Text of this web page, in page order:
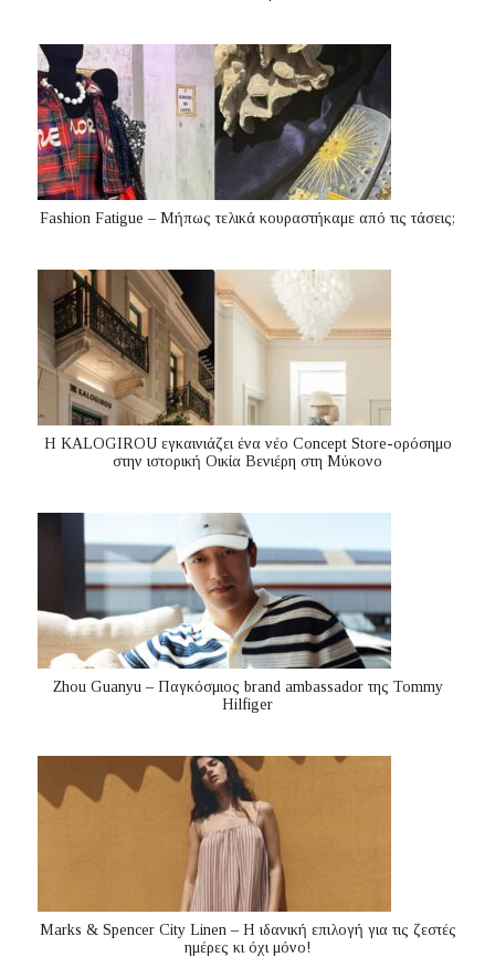
Fashion Fatigue – Μήπως τελικά κουραστήκαμε από τις τάσεις;
Η KALOGIROU εγκαινιάζει ένα νέο Concept Store-ορόσημο
στην ιστορική Οικία Βενιέρη στη Μύκονο
Zhou Guanyu – Παγκόσμιος brand ambassador της Tommy
Hilfiger
Marks & Spencer City Linen – Η ιδανική επιλογή για τις ζεστές
ημέρες κι όχι μόνο!